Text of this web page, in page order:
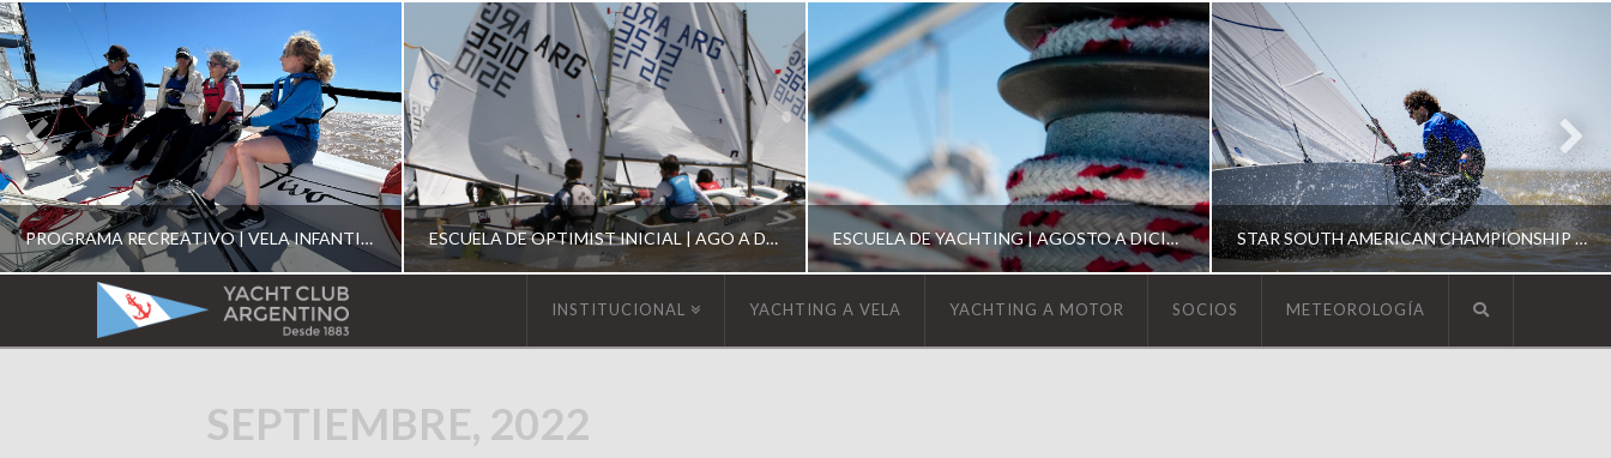
PROGRAMA RECREATIVO | VELA INFANTIL, JUVENIL Y DE CRUCERO 2026
ESCUELA RECREATIVA 2026
ESCUELA DE OPTIMIST INICIAL | AGO A DIC 2026
ESCUELA OPTIMIST
ESCUELA DE YACHTING | AGOSTO A DICIEMBRE 2026 STAR SOUTH AMERICAN CHAMPIONSHIP 2026
YACHT
INSTITUCIONAL YACHTING A VELA YACHTING A MOTOR SOCIOS METEOROLOGÍA
SEPTIEMBRE, 2022